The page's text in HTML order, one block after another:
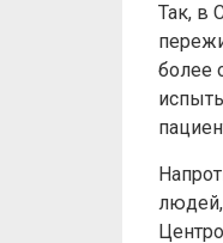
Так, в
более